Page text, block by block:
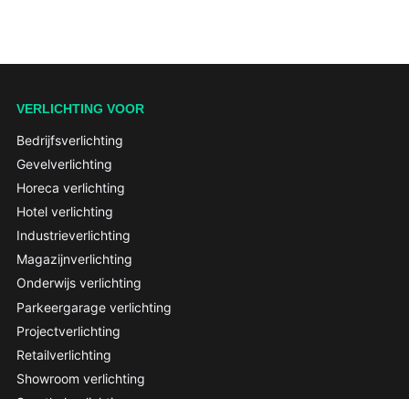
VERLICHTING VOOR
Bedrijfsverlichting
Gevelverlichting
Horeca verlichting
Hotel verlichting
Industrieverlichting
Magazijnverlichting
Onderwijs verlichting
Parkeergarage verlichting
Projectverlichting
Retailverlichting
Showroom verlichting